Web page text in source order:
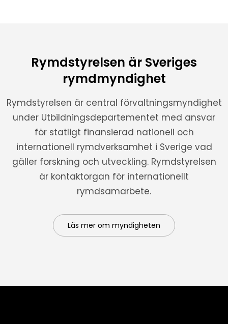
Rymdstyrelsen är Sveriges
rymdmyndighet
Rymdstyrelsen är central förvaltningsmyndighet
under Utbildningsdepartementet med ansvar
för statligt finansierad nationell och
internationell rymdverksamhet i Sverige vad
gäller forskning och utveckling. Rymdstyrelsen
är kontaktorgan för internationellt
rymdsamarbete.
Läs mer om myndigheten